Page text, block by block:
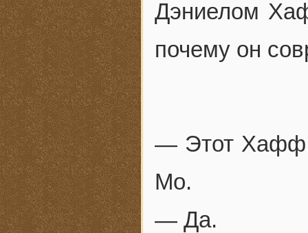
Дэниелом
почему он
— Этот Хафф,
Мо.
— Да.